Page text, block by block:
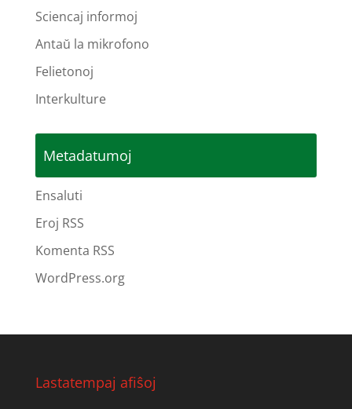
Sciencaj informoj
Antaŭ la mikrofono
Felietonoj
Interkulture
Metadatumoj
Ensaluti
Eroj RSS
Komenta RSS
WordPress.org
Lastatempaj afiŝoj